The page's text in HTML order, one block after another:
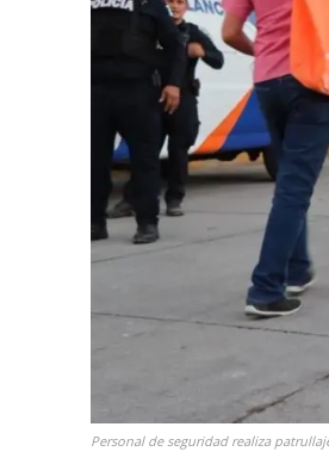
Personal de seguridad realiza